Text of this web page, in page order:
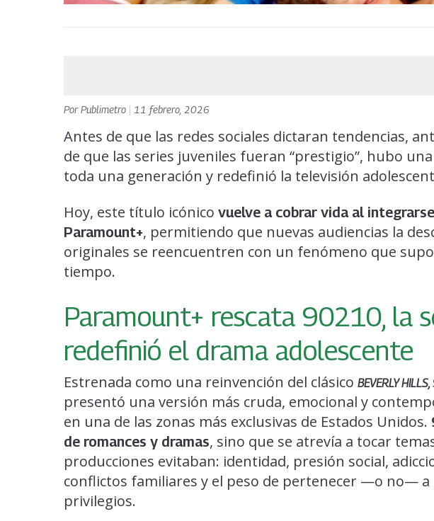
PorPublimetro 11 febrero, 2026
Antes de que las redes sociales dictaran tendencias,
de que las series juveniles fueran “prestigio”, hubo
toda una generación y redefinió la televisión
Hoy, este título icónico vuelve a cobrar vida al
Paramount+, permitiendo que nuevas audiencias la
originales se reencuentren con un fenómeno que
tiempo.
Paramount+ rescata 90210, la
redefinió el drama adolescente
Estrenada como una reinvención del clásico BEVERLY
presentó una versión más cruda, emocional y
en una de las zonas más exclusivas de Estados Unidos.
de romances y dramas, sino que se atrevía a tocar
producciones evitaban: identidad, presión social,
conflictos familiares y el peso de pertenecer —o no—
privilegios.